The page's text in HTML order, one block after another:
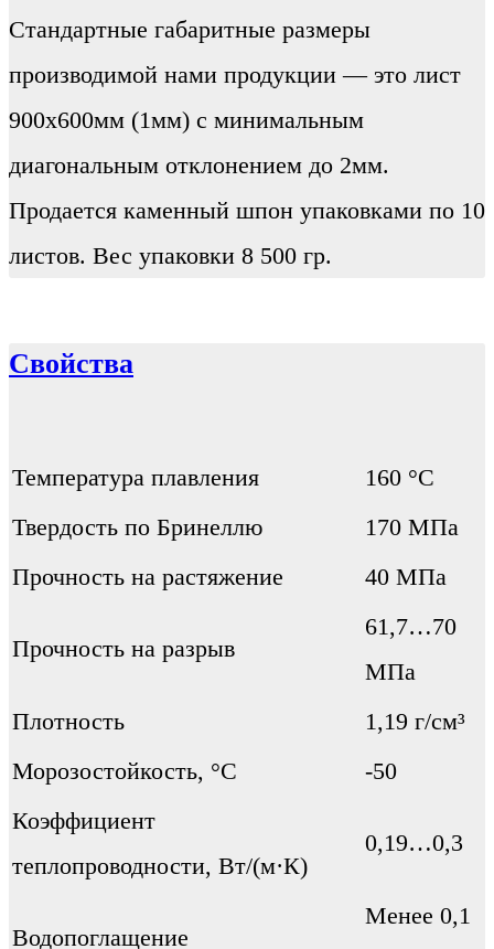
Стандартные габаритные размеры
производимой нами продукции — это лист
900х600мм (1мм) с минимальным
диагональным отклонением до 2мм.
Продается каменный шпон упаковками по 10
листов. Вес упаковки 8 500 гр.
Свойства
Температура плавления
160 °C
Твердость по Бринеллю
170 МПа
Прочность на растяжение
40 МПа
Прочность на разрыв
61,7…70
МПа
Плотность
1,19 г/см³
Морозостойкость, °С
-50
Коэффициент
теплопроводности, Вт/(м·К)
0,19…0,3
Водопоглащение
Менее 0,1